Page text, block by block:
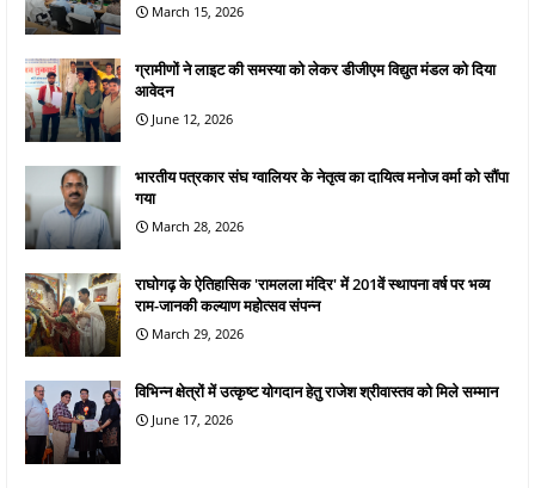
March 15, 2026
ग्रामीणों ने लाइट की समस्या को लेकर डीजीएम विद्युत मंडल को दिया
आवेदन
June 12, 2026
भारतीय पत्रकार संघ ग्वालियर के नेतृत्व का दायित्व मनोज वर्मा को सौंपा
गया
March 28, 2026
राघोगढ़ के ऐतिहासिक 'रामलला मंदिर' में 201वें स्थापना वर्ष पर भव्य
राम-जानकी कल्याण महोत्सव संपन्न
March 29, 2026
विभिन्न क्षेत्रों में उत्कृष्ट योगदान हेतु राजेश श्रीवास्तव को मिले सम्मान
June 17, 2026